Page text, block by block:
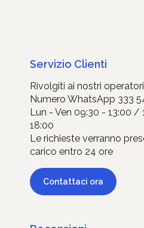
Servizio Clienti
Rivolgiti ai nostri
Numero WhatsApp 333
Lun - Ven 09:30 - 13:00 /
18:00
Le richieste verranno
carico entro 24 ore
Contattaci ora